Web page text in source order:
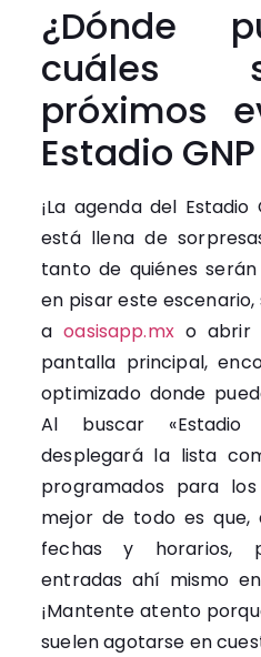
¿Dónde
cuáles
próximos
Estadio
¡La agenda del Estadio
está llena de
tanto de quiénes
en pisar este
aoasisapp.mxo abrir
pantalla principal,
optimizado donde
Al buscar «Estadio
desplegará la lista
programados para
mejor de todo es que,
fechas y horarios,
entradas ahí mismo
¡Mantente atento
suelen agotarse en